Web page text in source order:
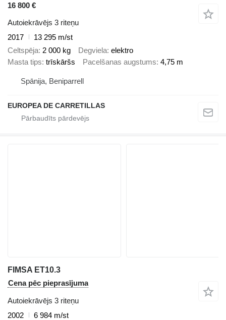
16 800 €
Autoiekrāvējs 3 riteņu
2017
13 295 m/st
Celtspēja 2 000 kg Degviela elektro
Masta tips trīskāršs Pacelšanas augstums 4,75 m
Spānija, Beniparrell
EUROPEA DE CARRETILLAS
FIMSA ET10.3
Cena pēc pieprasījuma
Autoiekrāvējs 3 riteņu
2002
6 984 m/st